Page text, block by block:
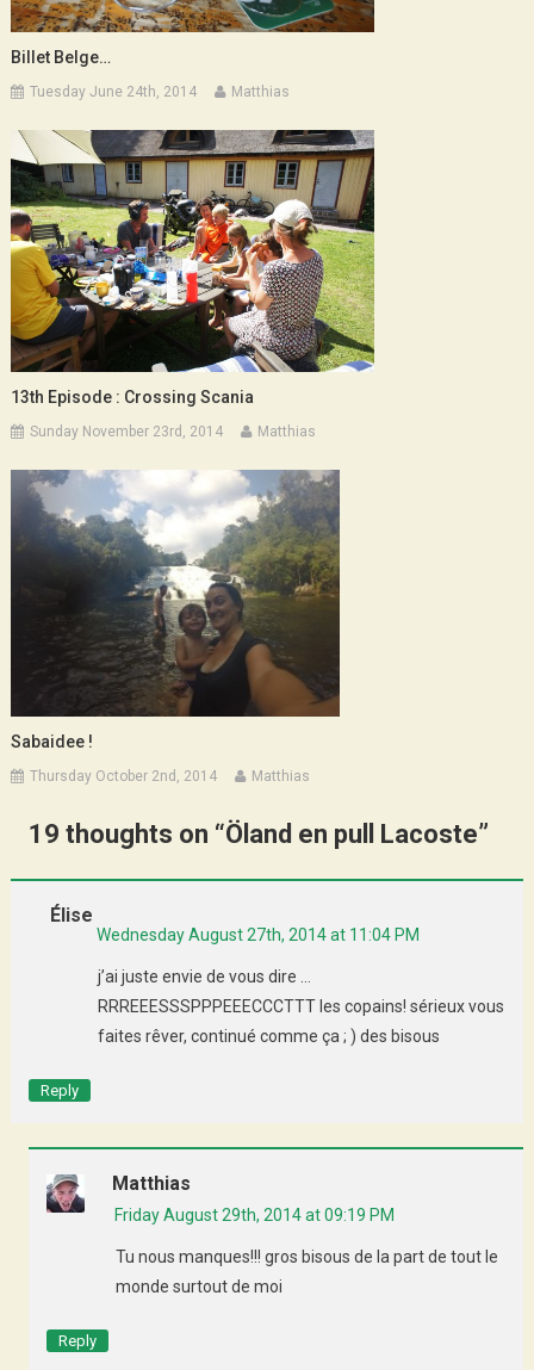
Billet Belge…
Tuesday June 24th, 2014 Matthias
13th Episode : Crossing Scania
Sunday November 23rd, 2014 Matthias
Sabaidee !
Thursday October 2nd, 2014 Matthias
19 thoughts on “Öland en pull Lacoste”
Élise
Wednesday August 27th, 2014 at 11:04 PM
j’ai juste envie de vous dire …
RRREEESSSPPPEEECCCTTT les copains! sérieux vous
faites rêver, continué comme ça ; ) des bisous
Reply
Matthias
Friday August 29th, 2014 at 09:19 PM
Tu nous manques!!! gros bisous de la part de tout le
monde surtout de moi
Reply